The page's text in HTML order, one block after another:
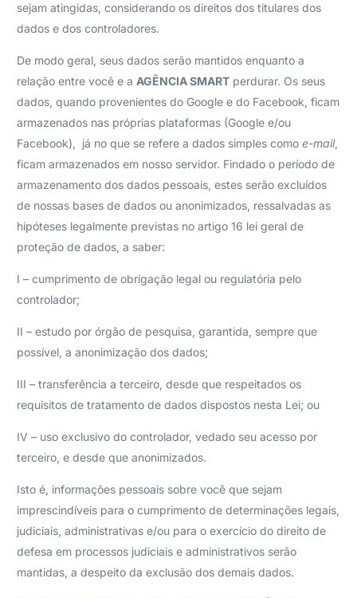
sejam atingidas, considerando os direitos dos titulares dos
dados e dos controladores.
De modo geral, seus dados serão mantidos enquanto a
relação entre você e a AGÊNCIA SMART perdurar. Os seus
dados, quando provenientes do Google e do Facebook, ficam
armazenados nas próprias plataformas (Google e/ou
Facebook), já no que se refere a dados simples como e-mail,
ficam armazenados em nosso servidor. Findado o período de
armazenamento dos dados pessoais, estes serão excluídos
de nossas bases de dados ou anonimizados, ressalvadas as
hipóteses legalmente previstas no artigo 16 lei geral de
proteção de dados, a saber:
I – cumprimento de obrigação legal ou regulatória pelo
controlador;
II – estudo por órgão de pesquisa, garantida, sempre que
possível, a anonimização dos dados;
III – transferência a terceiro, desde que respeitados os
requisitos de tratamento de dados dispostos nesta Lei; ou
IV – uso exclusivo do controlador, vedado seu acesso por
terceiro, e desde que anonimizados.
Isto é, informações pessoais sobre você que sejam
imprescindíveis para o cumprimento de determinações legais,
judiciais, administrativas e/ou para o exercício do direito de
defesa em processos judiciais e administrativos serão
mantidas, a despeito da exclusão dos demais dados.